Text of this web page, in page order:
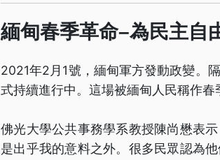
緬甸春季革命–為民主自
2021年2月1號，緬甸軍方發動政變。
式持續進行中。這場被緬甸人民稱作
佛光大學公共事務學系教授陳尚懋表
是出乎我的意料之外。很多民眾認為